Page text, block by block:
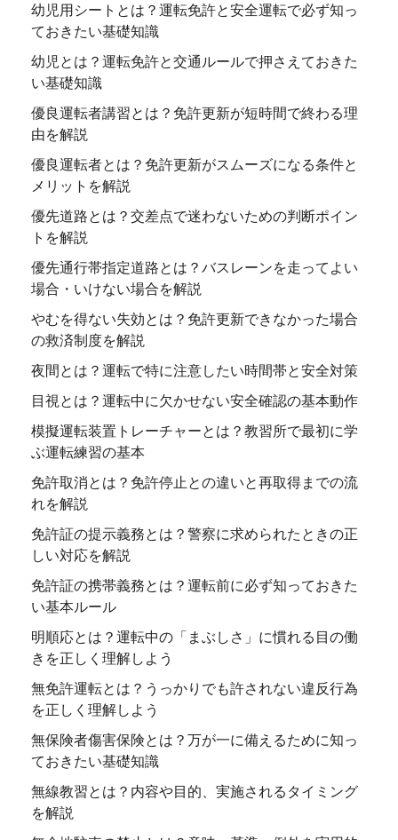
幼児用シートとは？運転免許と安全運転で必ず知っ
ておきたい基礎知識
幼児とは？運転免許と交通ルールで押さえておきた
い基礎知識
優良運転者講習とは？免許更新が短時間で終わる理
由を解説
優良運転者とは？免許更新がスムーズになる条件と
メリットを解説
優先道路とは？交差点で迷わないための判断ポイン
トを解説
優先通行帯指定道路とは？バスレーンを走ってよい
場合・いけない場合を解説
やむを得ない失効とは？免許更新できなかった場合
の救済制度を解説
夜間とは？運転で特に注意したい時間帯と安全対策
目視とは？運転中に欠かせない安全確認の基本動作
模擬運転装置トレーチャーとは？教習所で最初に学
ぶ運転練習の基本
免許取消とは？免許停止との違いと再取得までの流
れを解説
免許証の提示義務とは？警察に求められたときの正
しい対応を解説
免許証の携帯義務とは？運転前に必ず知っておきた
い基本ルール
明順応とは？運転中の「まぶしさ」に慣れる目の働
きを正しく理解しよう
無免許運転とは？うっかりでも許されない違反行為
を正しく理解しよう
無保険者傷害保険とは？万が一に備えるために知っ
ておきたい基礎知識
無線教習とは？内容や目的、実施されるタイミング
を解説